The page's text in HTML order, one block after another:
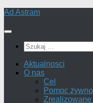
Skip
content
Ad Astram
Szukaj:
Aktualnosci
O nas
Cel
Pomoc